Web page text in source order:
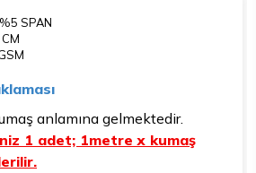
SPAN
anlamına gelmektedir.
1 adet; 1metre x kumaş